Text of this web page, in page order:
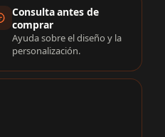
Consulta antes de
comprar
Ayuda sobre el diseño y la
personalización.